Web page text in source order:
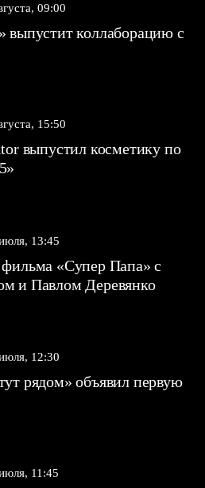
09:00
выпустит коллаборацию с
15:50
выпустил косметику по
13:45
«Супер Папа» с
и Павлом Деревянко
12:30
рядом» объявил первую
11:45